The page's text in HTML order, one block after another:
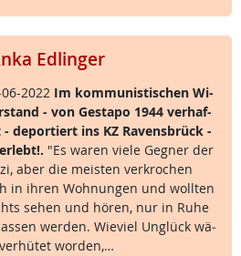
Edlinger
2022 Im kom­mu­nis­ti­schen Wi­
- von Ge­sta­po 1944 ver­haf­
de­por­tiert ins KZ Ra­vens­brück -
"Es wa­ren vie­le Geg­ner der
aber die meis­ten ver­kro­chen
in ih­ren Woh­nun­gen und woll­ten
se­hen und hö­ren, nur in Ru­he
wer­den. Wie­viel Un­glück wä­
wor­den,…